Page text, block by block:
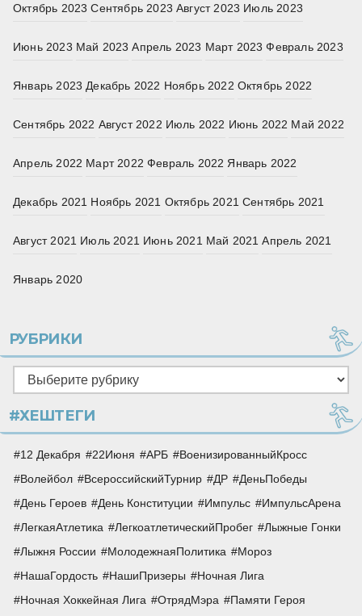
Октябрь 2023 Сентябрь 2023 Август 2023 Июль 2023
Июнь 2023 Май 2023 Апрель 2023 Март 2023 Февраль 2023
Январь 2023 Декабрь 2022 Ноябрь 2022 Октябрь 2022
Сентябрь 2022 Август 2022 Июль 2022 Июнь 2022 Май 2022
Апрель 2022 Март 2022 Февраль 2022 Январь 2022
Декабрь 2021 Ноябрь 2021 Октябрь 2021 Сентябрь 2021
Август 2021 Июль 2021 Июнь 2021 Май 2021 Апрель 2021
Январь 2020
РУБРИКИ
Рубрики
#ХЕШТЕГИ
12 Декабря 22Июня АРБ
ВоенизированныйКросс
Волейбол
ВсероссийскийТурнир ДР
ДеньПобеды
День Героев
День Конституции Импульс
ИмпульсАрена
ЛегкаяАтлетика
ЛегкоатлетическийПробег
Лыжные Гонки
Лыжня России
МолодежнаяПолитика
Мороз
НашаГордость
НашиПризеры
Ночная Лига
Ночная Хоккейная Лига
ОтрядМэра
Памяти Героя